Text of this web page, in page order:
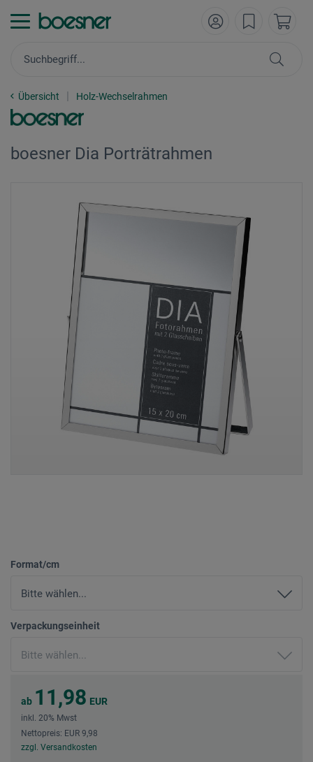
Übersicht Holz-Wechselrahmen
boesner Dia Porträtrahmen
Format/cm
Verpackungseinheit
ab 11,98 EUR
inkl. 20% Mwst
Nettopreis: EUR 9,98
zzgl. Versandkosten